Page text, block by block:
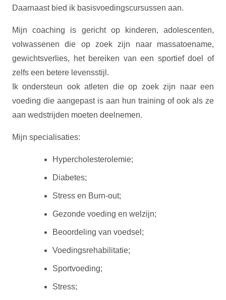
Daarnaast bied ik basisvoedingscursussen aan.
Mijn coaching is gericht op kinderen, adolescenten,
volwassenen die op zoek zijn naar massatoename,
gewichtsverlies, het bereiken van een sportief doel of
zelfs een betere levensstijl.
Ik ondersteun ook atleten die op zoek zijn naar een
voeding die aangepast is aan hun training of ook als ze
aan wedstrijden moeten deelnemen.
Mijn specialisaties:
Hypercholesterolemie;
Diabetes;
Stress en Burn-out;
Gezonde voeding en welzijn;
Beoordeling van voedsel;
Voedingsrehabilitatie;
Sportvoeding;
Stress;